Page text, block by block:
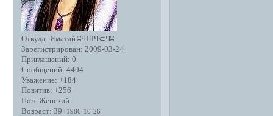
Откуда: Яматай ʭЧШЧ⊂Чʭ
Зарегистрирован: 2009-03-24
Приглашений: 0
Сообщений: 4404
Уважение: +184
Позитив: +256
Пол: Женский
Возраст: 39 [1986-10-26]